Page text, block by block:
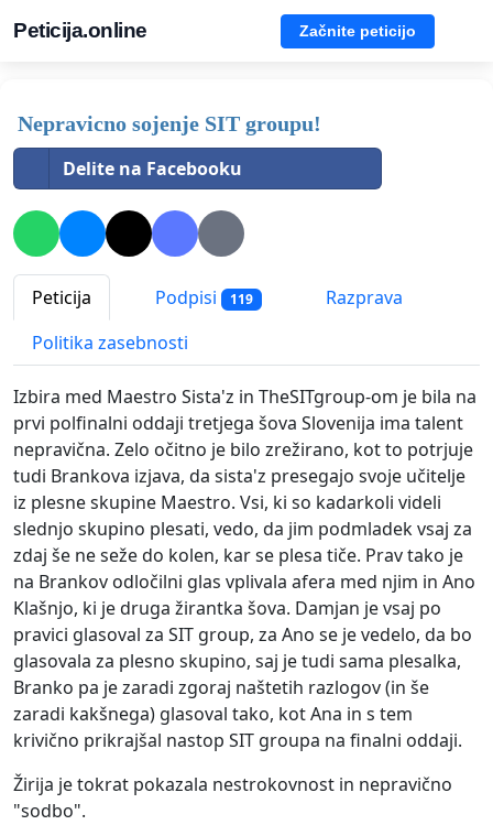
Peticija.online Začnite peticijo
Nepravicno sojenje SIT groupu!
Delite na Facebooku
Peticija Podpisi 119
Razprava
Politika zasebnosti
Izbira med Maestro Sista'z in TheSITgroup-om je bila na
prvi polfinalni oddaji tretjega šova Slovenija ima talent
nepravična. Zelo očitno je bilo zrežirano, kot to potrjuje
tudi Brankova izjava, da sista'z presegajo svoje učitelje
iz plesne skupine Maestro. Vsi, ki so kadarkoli videli
slednjo skupino plesati, vedo, da jim podmladek vsaj za
zdaj še ne seže do kolen, kar se plesa tiče. Prav tako je
na Brankov odločilni glas vplivala afera med njim in Ano
Klašnjo, ki je druga žirantka šova. Damjan je vsaj po
pravici glasoval za SIT group, za Ano se je vedelo, da bo
glasovala za plesno skupino, saj je tudi sama plesalka,
Branko pa je zaradi zgoraj naštetih razlogov (in še
zaradi kakšnega) glasoval tako, kot Ana in s tem
krivično prikrajšal nastop SIT groupa na finalni oddaji.
Žirija je tokrat pokazala nestrokovnost in nepravično
"sodbo".